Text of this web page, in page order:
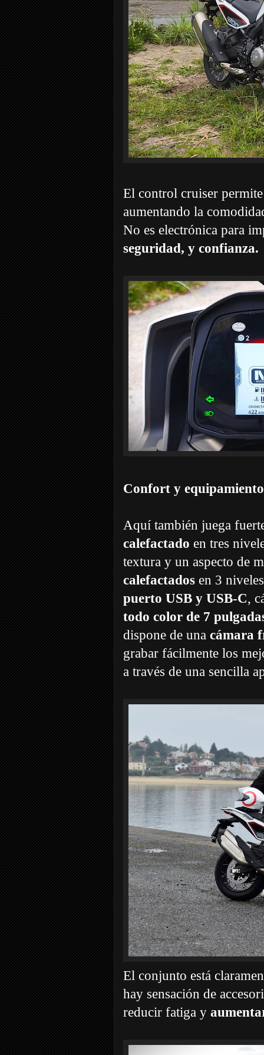
El control cruiser
aumentando la
No es electrónica para
seguridad, y confianza.
Confort y
Aquí también juega
calefactado en tres
textura y un aspecto de
calefactados en 3
puerto USB y USB-C,
todo color de 7
dispone de una cámara
grabar fácilmente los
a través de una sencilla
El conjunto está
hay sensación de
reducir fatiga y